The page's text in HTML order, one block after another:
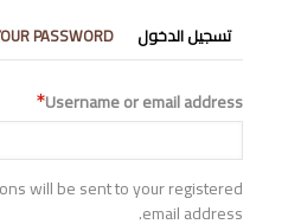
التبويبات
الأساسية
تسجيل الدخول PASSWORD
Username or email address
will be sent to your registered
email address.